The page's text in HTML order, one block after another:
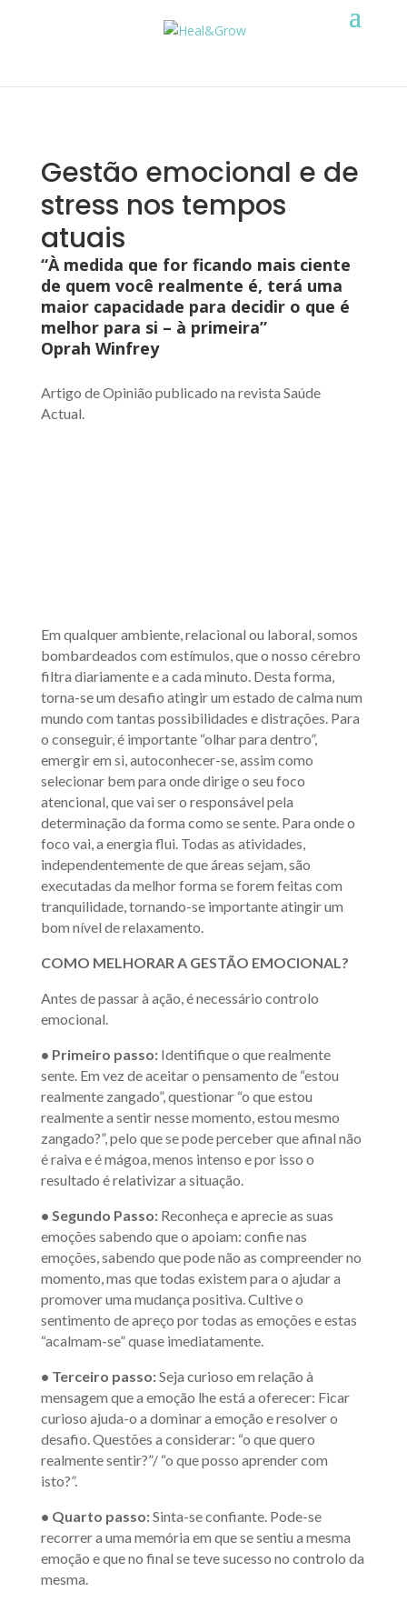
Gestão emocional e de
stress nos tempos
atuais
“À medida que for ficando mais ciente
de quem você realmente é, terá uma
maior capacidade para decidir o que é
melhor para si – à primeira”
Oprah Winfrey
Artigo de Opinião publicado na revista Saúde
Actual.
Em qualquer ambiente, relacional ou laboral, somos
bombardeados com estímulos, que o nosso cérebro
filtra diariamente e a cada minuto. Desta forma,
torna-se um desafio atingir um estado de calma num
mundo com tantas possibilidades e distrações. Para
o conseguir, é importante “olhar para dentro”,
emergir em si, autoconhecer-se, assim como
selecionar bem para onde dirige o seu foco
atencional, que vai ser o responsável pela
determinação da forma como se sente. Para onde o
foco vai, a energia flui. Todas as atividades,
independentemente de que áreas sejam, são
executadas da melhor forma se forem feitas com
tranquilidade, tornando-se importante atingir um
bom nível de relaxamento.
COMO MELHORAR A GESTÃO EMOCIONAL?
Antes de passar à ação, é necessário controlo
emocional.
• Primeiro passo:Identifique o que realmente
sente. Em vez de aceitar o pensamento de “estou
realmente zangado”, questionar “o que estou
realmente a sentir nesse momento, estou mesmo
zangado?”, pelo que se pode perceber que afinal não
é raiva e é mágoa, menos intenso e por isso o
resultado é relativizar a situação.
• Segundo Passo:Reconheça e aprecie as suas
emoções sabendo que o apoiam: confie nas
emoções, sabendo que pode não as compreender no
momento, mas que todas existem para o ajudar a
promover uma mudança positiva. Cultive o
sentimento de apreço por todas as emoções e estas
“acalmam-se” quase imediatamente.
• Terceiro passo:Seja curioso em relação à
mensagem que a emoção lhe está a oferecer: Ficar
curioso ajuda-o a dominar a emoção e resolver o
desafio. Questões a considerar: “o que quero
realmente sentir?”/ “o que posso aprender com
isto?”.
• Quarto passo:Sinta-se confiante. Pode-se
recorrer a uma memória em que se sentiu a mesma
emoção e que no final se teve sucesso no controlo da
mesma.